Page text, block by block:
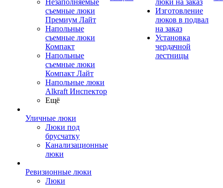
Незаполняемые
съемные люки
Премиум Лайт
Напольные
съемные люки
Компакт
Напольные
съемные люки
Компакт Лайт
Напольные люки
Alkraft Инспектор
Ещё
Уличные люки
Люки под
брусчатку
Канализационные
люки
Ревизионные люки
Люки
люки на заказ
Изготовление
люков в подвал
на заказ
Установка
чердачной
лестницы